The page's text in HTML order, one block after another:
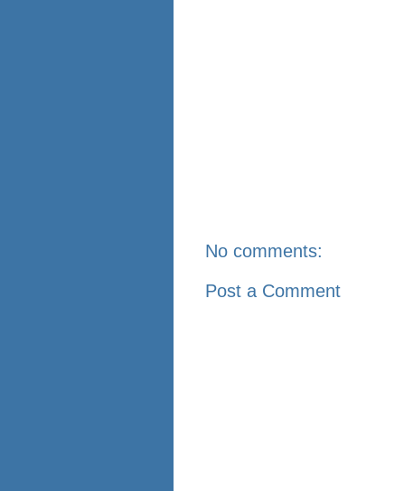
No comments:
Post a Comment